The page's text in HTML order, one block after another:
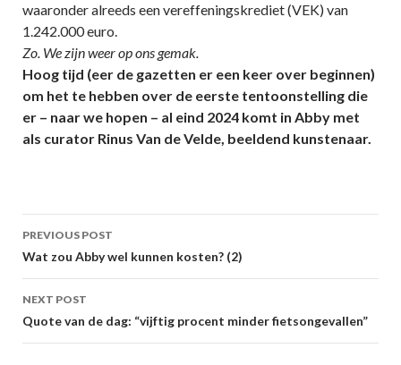
waaronder alreeds een vereffeningskrediet (VEK) van
1.242.000 euro.
Zo. We zijn weer op ons gemak.
Hoog tijd (eer de gazetten er een keer over beginnen)
om het te hebben over de eerste tentoonstelling die
er – naar we hopen – al eind 2024 komt in Abby met
als curator Rinus Van de Velde, beeldend kunstenaar.
Post
navigation
PREVIOUS POST
Wat zou Abby wel kunnen kosten? (2)
NEXT POST
Quote van de dag: “vijftig procent minder fietsongevallen”